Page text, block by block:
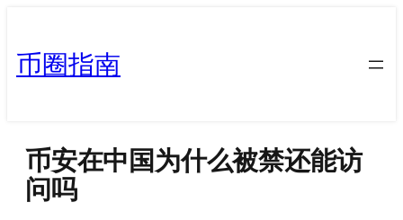
币圈指南
币安在中国为什么被禁还能访
问吗